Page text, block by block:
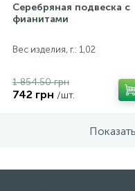
Серебряная подвеска с
фианитами
Вес изделия, г.: 1,02
1 854.50 грн
742 грн /шт.